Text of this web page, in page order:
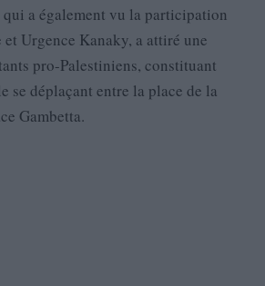
a également vu la participation
et Urgence Kanaky, a attiré une
pro-Palestiniens, constituant
se déplaçant entre la place de la
Gambetta.